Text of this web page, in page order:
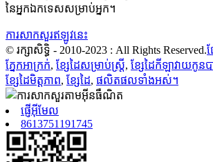
នៃអ្នកឯកទេសសម្រាប់អ្នក។
ការសាកសួរឥឡូវនេះ
© រក្សាសិទ្ធិ - 2010-2023 : All Rights Reserved.
ភ្នែកអាក្រក់, ខ្សែដៃសម្រាប់ស្ត្រី, ខ្សែដៃកីឡាវាយកូន
ខ្សែដៃមិត្តភាព, ខ្សែដៃ, ផលិតផលទាំងអស់។
ផ្ញើអ៊ីមែល
8613751191745